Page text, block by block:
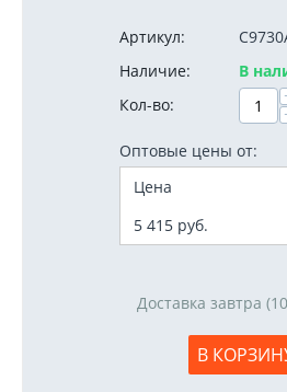
Артикул:
Наличие:
В
Кол-во:
Оптовые цены от:
Цена
5 415 руб.
Доставка завтра
В